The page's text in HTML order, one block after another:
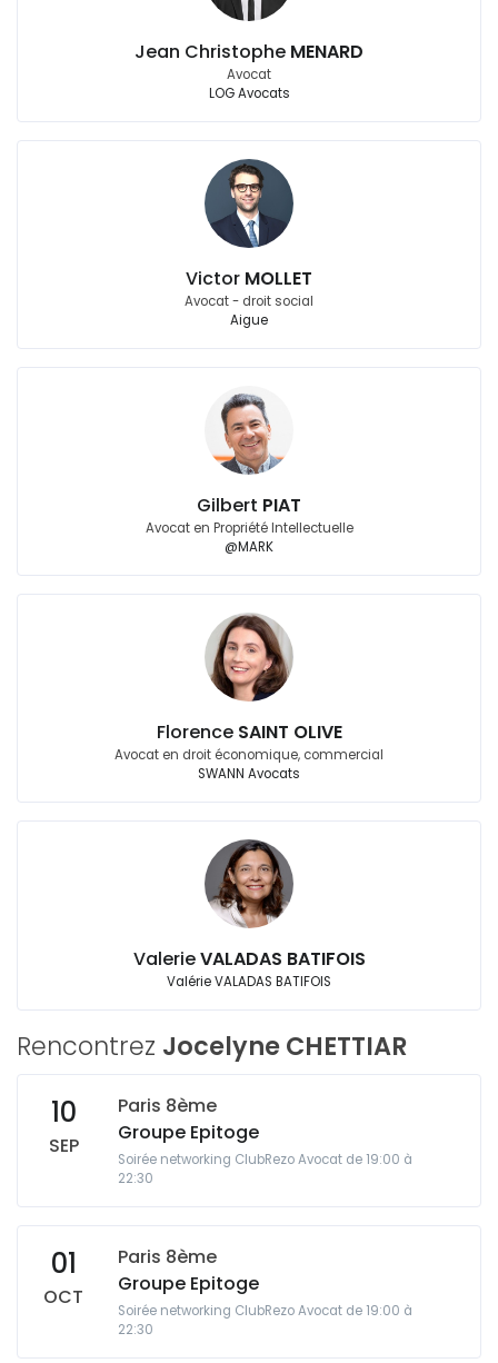
Jean Christophe MENARD
Avocat
LOG Avocats
Victor MOLLET
Avocat - droit social
Aigue
Gilbert PIAT
Avocat en Propriété Intellectuelle
@MARK
Florence SAINT OLIVE
Avocat en droit économique, commercial
SWANN Avocats
ValerieVALADAS BATIFOIS
Valérie VALADAS BATIFOIS
Rencontrez Jocelyne CHETTIAR
10
SEP
Paris 8ème
Groupe Epitoge
Soirée networking ClubRezo Avocat de 19:00 à
22:30
01
OCT
Paris 8ème
Groupe Epitoge
Soirée networking ClubRezo Avocat de 19:00 à
22:30